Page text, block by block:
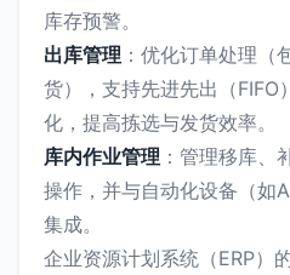
库存预警。
出库管理 ：优化订单处理（
货），支持先进先出（FIFO
化，提高拣选与发货效率。
库内作业管理 ：管理移库、
操作，并与自动化设备（如
集成。
企业资源计划系统（ERP）